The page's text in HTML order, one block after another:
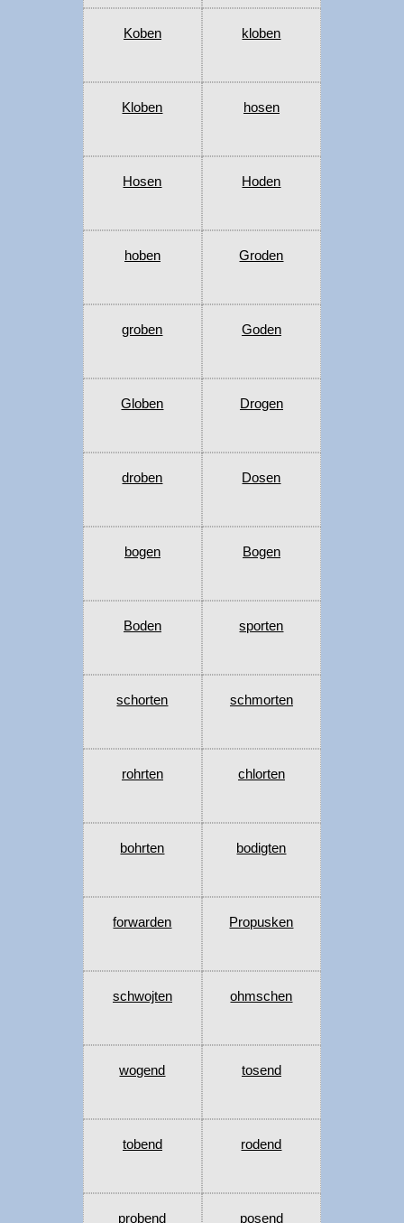
Koben kloben
Kloben hosen
Hosen Hoden
hoben Groden
groben Goden
Globen Drogen
droben Dosen
bogen Bogen
Boden sporten
schorten schmorten
rohrten chlorten
bohrten bodigten
forwarden Propusken
schwojten ohmschen
wogend tosend
tobend rodend
probend posend